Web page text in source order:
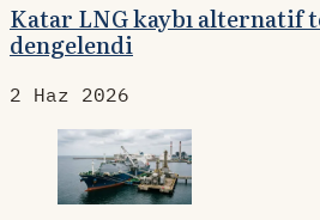
Katar LNG kaybı
dengelendi
2 Haz 2026